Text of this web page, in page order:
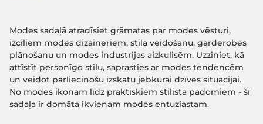
Modes sadaļā atradīsiet grāmatas par modes vēsturi,
izciliem modes dizaineriem, stila veidošanu, garderobes
plānošanu un modes industrijas aizkulisēm. Uzziniet, kā
attīstīt personīgo stilu, saprasties ar modes tendencēm
un veidot pārliecinošu izskatu jebkurai dzīves situācijai.
No modes ikonam līdz praktiskiem stilista padomiem - šī
sadaļa ir domāta ikvienam modes entuziastam.